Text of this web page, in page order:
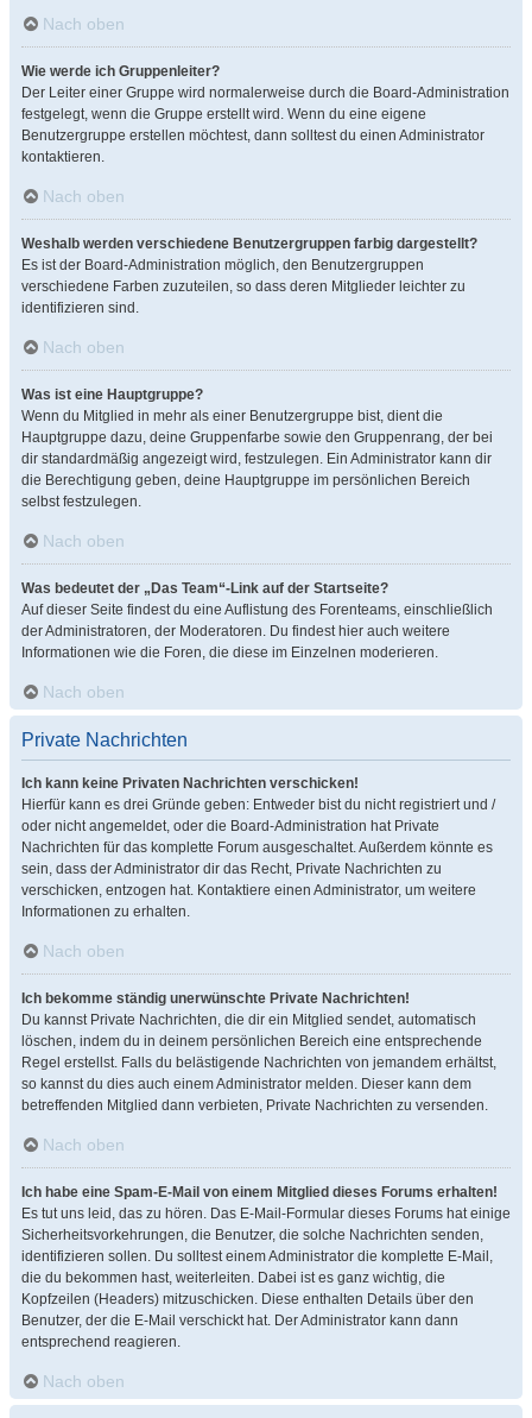
Nach oben
Wie werde ich Gruppenleiter?
Der Leiter einer Gruppe wird normalerweise durch die Board-Administration
festgelegt, wenn die Gruppe erstellt wird. Wenn du eine eigene
Benutzergruppe erstellen möchtest, dann solltest du einen Administrator
kontaktieren.
Nach oben
Weshalb werden verschiedene Benutzergruppen farbig dargestellt?
Es ist der Board-Administration möglich, den Benutzergruppen
verschiedene Farben zuzuteilen, so dass deren Mitglieder leichter zu
identifizieren sind.
Nach oben
Was ist eine Hauptgruppe?
Wenn du Mitglied in mehr als einer Benutzergruppe bist, dient die
Hauptgruppe dazu, deine Gruppenfarbe sowie den Gruppenrang, der bei
dir standardmäßig angezeigt wird, festzulegen. Ein Administrator kann dir
die Berechtigung geben, deine Hauptgruppe im persönlichen Bereich
selbst festzulegen.
Nach oben
Was bedeutet der „Das Team“-Link auf der Startseite?
Auf dieser Seite findest du eine Auflistung des Forenteams, einschließlich
der Administratoren, der Moderatoren. Du findest hier auch weitere
Informationen wie die Foren, die diese im Einzelnen moderieren.
Nach oben
Private Nachrichten
Ich kann keine Privaten Nachrichten verschicken!
Hierfür kann es drei Gründe geben: Entweder bist du nicht registriert und /
oder nicht angemeldet, oder die Board-Administration hat Private
Nachrichten für das komplette Forum ausgeschaltet. Außerdem könnte es
sein, dass der Administrator dir das Recht, Private Nachrichten zu
verschicken, entzogen hat. Kontaktiere einen Administrator, um weitere
Informationen zu erhalten.
Nach oben
Ich bekomme ständig unerwünschte Private Nachrichten!
Du kannst Private Nachrichten, die dir ein Mitglied sendet, automatisch
löschen, indem du in deinem persönlichen Bereich eine entsprechende
Regel erstellst. Falls du belästigende Nachrichten von jemandem erhältst,
so kannst du dies auch einem Administrator melden. Dieser kann dem
betreffenden Mitglied dann verbieten, Private Nachrichten zu versenden.
Nach oben
Ich habe eine Spam-E-Mail von einem Mitglied dieses Forums erhalten!
Es tut uns leid, das zu hören. Das E-Mail-Formular dieses Forums hat einige
Sicherheitsvorkehrungen, die Benutzer, die solche Nachrichten senden,
identifizieren sollen. Du solltest einem Administrator die komplette E-Mail,
die du bekommen hast, weiterleiten. Dabei ist es ganz wichtig, die
Kopfzeilen (Headers) mitzuschicken. Diese enthalten Details über den
Benutzer, der die E-Mail verschickt hat. Der Administrator kann dann
entsprechend reagieren.
Nach oben